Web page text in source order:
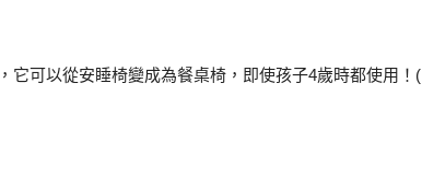
它可以從安睡椅變成為餐桌椅，即使孩子4歲時都使用！(